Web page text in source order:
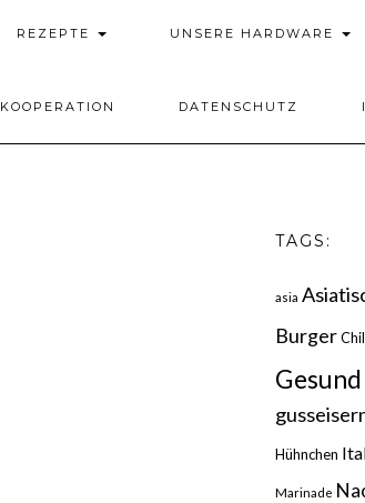
REZEPTE UNSERE HARDWARE
KOOPERATION DATENSCHUTZ
TAGS:
asia
Burger
Gesund
Hühnchen
Marinade